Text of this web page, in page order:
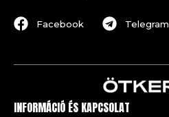
Facebook Telegram
INFORMÁCIÓ ÉS KAPCSOLAT